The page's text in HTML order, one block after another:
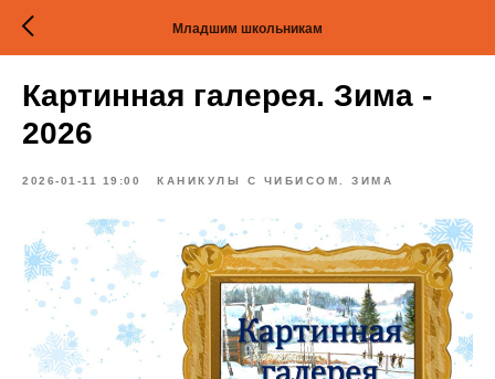
Младшим школьникам
Картинная галерея. Зима -
2026
2026-01-11 19:00 КАНИКУЛЫ С ЧИБИСОМ. ЗИМА